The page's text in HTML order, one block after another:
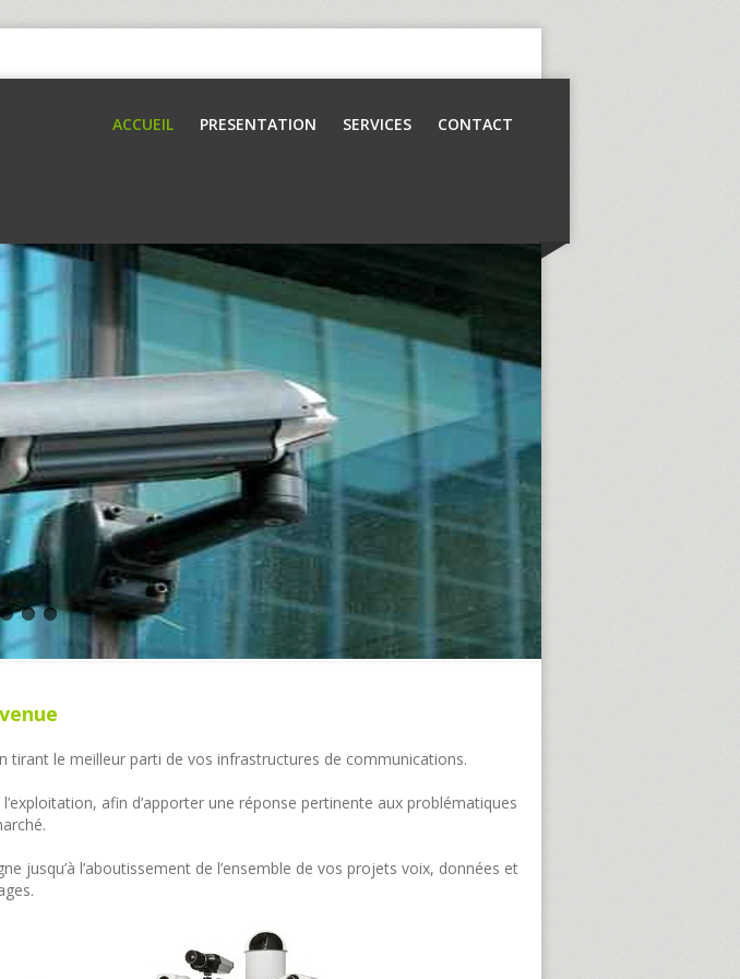
ACCUEIL PRESENTATION SERVICES CONTACT
tirant le meilleur parti de vos infrastructures de communications.
afin d’apporter une réponse pertinente aux problématiques
jusqu’à l’aboutissement de l’ensemble de vos projets voix, données et